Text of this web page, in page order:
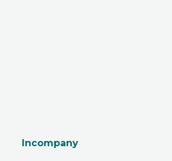
Incompany